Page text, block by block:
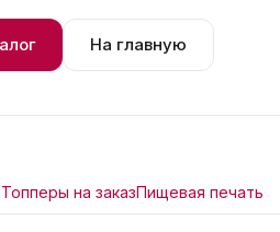
На главную
Топперы на заказПищевая печать